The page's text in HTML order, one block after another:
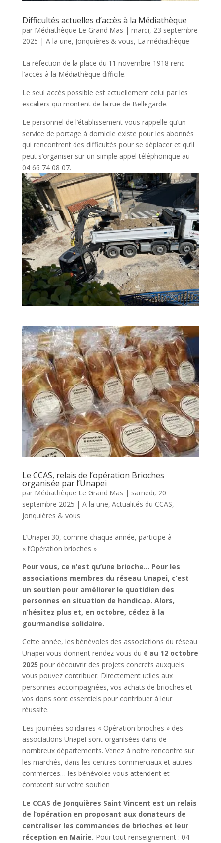
Difficultés actuelles d’accès à la Médiathèque
par Médiathèque Le Grand Mas | mardi, 23 septembre
2025 | A la une, Jonquières & vous, La médiathèque
La réfection de la place du 11 novembre 1918 rend
l’accès à la Médiathèque difficile.
Le seul accès possible est actuellement celui par les
escaliers qui montent de la rue de Bellegarde.
Le personnel de l’établissement vous rappelle qu’un
service de portage à domicile existe pour les abonnés
qui rencontrent des difficultés pour se déplacer et qu’il
peut s’organiser sur un simple appel téléphonique au
04 66 74 08 07.
Le CCAS, relais de l’opération Brioches
organisée par l’Unapei
par Médiathèque Le Grand Mas | samedi, 20
septembre 2025 | A la une, Actualités du CCAS,
Jonquières & vous
L’Unapei 30, comme chaque année, participe à
« l’Opération brioches »
Pour vous, ce n’est qu’une brioche… Pour les
associations membres du réseau Unapei, c’est
un soutien pour améliorer le quotidien des
personnes en situation de handicap. Alors,
n’hésitez plus et, en octobre, cédez à la
gourmandise solidaire.
Cette année, les bénévoles des associations du réseau
Unapei vous donnent rendez-vous du 6 au 12 octobre
2025 pour découvrir des projets concrets auxquels
vous pouvez contribuer. Directement utiles aux
personnes accompagnées, vos achats de brioches et
vos dons sont essentiels pour contribuer à leur
réussite.
Les journées solidaires « Opération brioches » des
associations Unapei sont organisées dans de
nombreux départements. Venez à notre rencontre sur
les marchés, dans les centres commerciaux et autres
commerces… les bénévoles vous attendent et
comptent sur votre soutien.
Le CCAS de Jonquières Saint Vincent est un relais
de l’opération en proposant aux donateurs de
centraliser les commandes de brioches et leur
réception en Mairie. Pour tout renseignement : 04